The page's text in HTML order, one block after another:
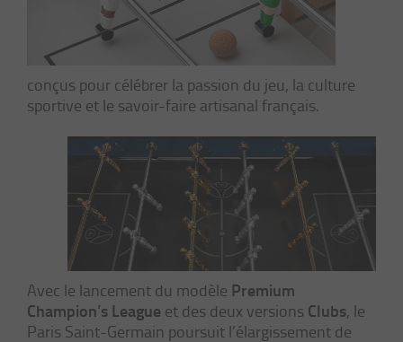
conçus pour célébrer la passion du jeu, la culture
sportive et le savoir-faire artisanal français.
Avec le lancement du modèle Premium
Champion’s League et des deux versions Clubs, le
Paris Saint-Germain poursuit l’élargissement de